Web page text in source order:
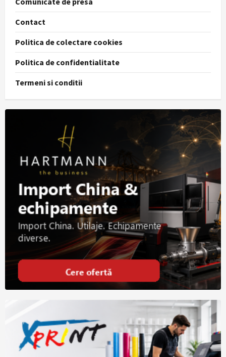
Contact
Politica de colectare cookies
Politica de confidentialitate
Termeni si conditii